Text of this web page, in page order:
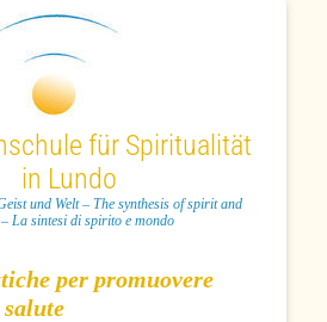
für Spiritualität
in Lundo
und Welt – The synthesis of spirit and
La sintesi di spirito e mondo
per promuovere